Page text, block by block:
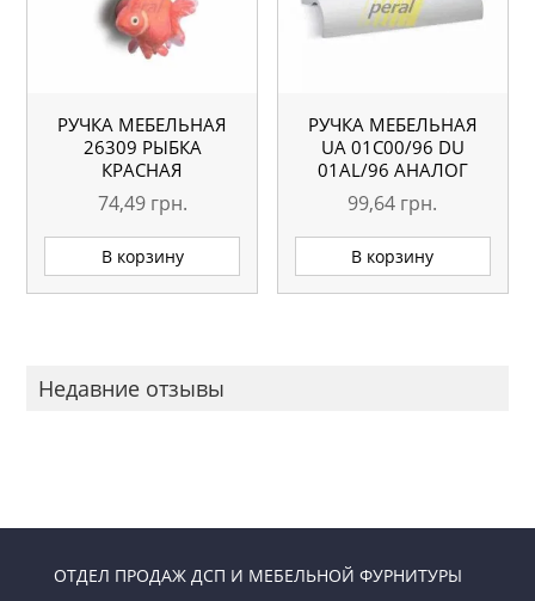
РУЧКА МЕБЕЛЬНАЯ
26309 РЫБКА
КРАСНАЯ
74,49 грн.
В корзину
РУЧКА МЕБЕЛЬНАЯ
UA 01С00/96 DU
01AL/96 АНАЛОГ
99,64 грн.
В корзину
Недавние отзывы
ОТДЕЛ ПРОДАЖ ДСП И МЕБЕЛЬНОЙ ФУРНИТУРЫ